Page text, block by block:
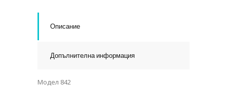
Описание
Допълнителна информация
Модел 842